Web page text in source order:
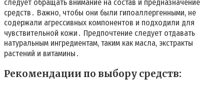
следует обращать внимание на состав и предназначение
средств․ Важно, чтобы они были гипоаллергенными, не
содержали агрессивных компонентов и подходили для
чувствительной кожи․ Предпочтение следует отдавать
натуральным ингредиентам, таким как масла, экстракты
растений и витамины․
Рекомендации по выбору средств: